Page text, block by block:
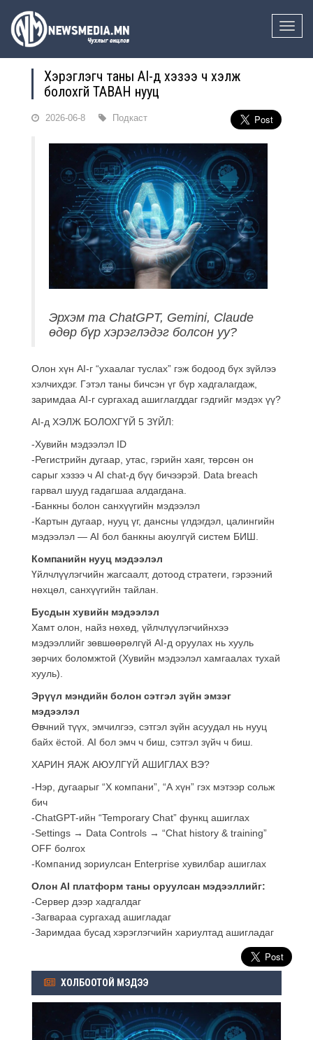
Toggle
Хэрэглэгч таны AI-д хэзээ ч хэлж
болохгүй ТАВАН нууц
2026-06-8 Подкаст
Эрхэм та ChatGPT, Gemini, Claude
өдөр бүр хэрэглэдэг болсон уу?
Олон хүн AI-г “ухаалаг туслах” гэж бодоод бүх зүйлээ
хэлчихдэг. Гэтэл таны бичсэн үг бүр хадгалагдаж,
заримдаа AI-г сургахад ашиглагддаг гэдгийг мэдэх үү?
AI-д ХЭЛЖ БОЛОХГҮЙ 5 ЗҮЙЛ:
-Хувийн мэдээлэл ID
-Регистрийн дугаар, утас, гэрийн хаяг, төрсөн он
сарыг хэзээ ч AI chat-д бүү бичээрэй. Data breach
гарвал шууд гадагшаа алдагдана.
-Банкны болон санхүүгийн мэдээлэл
-Картын дугаар, нууц үг, дансны үлдэгдэл, цалингийн
мэдээлэл — AI бол банкны аюулгүй систем БИШ.
Компанийн нууц мэдээлэл
Үйлчлүүлэгчийн жагсаалт, дотоод стратеги, гэрээний
нөхцөл, санхүүгийн тайлан.
Бусдын хувийн мэдээлэл
Хамт олон, найз нөхөд, үйлчлүүлэгчийнхээ
мэдээллийг зөвшөөрөлгүй AI-д оруулах нь хууль
зөрчих боломжтой (Хувийн мэдээлэл хамгаалах тухай
хууль).
Эрүүл мэндийн болон сэтгэл зүйн эмзэг
мэдээлэл
Өвчний түүх, эмчилгээ, сэтгэл зүйн асуудал нь нууц
байх ёстой. AI бол эмч ч биш, сэтгэл зүйч ч биш.
ХАРИН ЯАЖ АЮУЛГҮЙ АШИГЛАХ ВЭ?
-Нэр, дугаарыг “X компани”, “А хүн” гэх мэтээр сольж
бич
-ChatGPT-ийн “Temporary Chat” функц ашиглах
-Settings → Data Controls → “Chat history & training”
OFF болгох
-Компанид зориулсан Enterprise хувилбар ашиглах
Олон AI платформ таны оруулсан мэдээллийг:
-Сервер дээр хадгалдаг
-Загвараа сургахад ашигладаг
-Заримдаа бусад хэрэглэгчийн хариултад ашигладаг
ХОЛБООТОЙ МЭДЭЭ